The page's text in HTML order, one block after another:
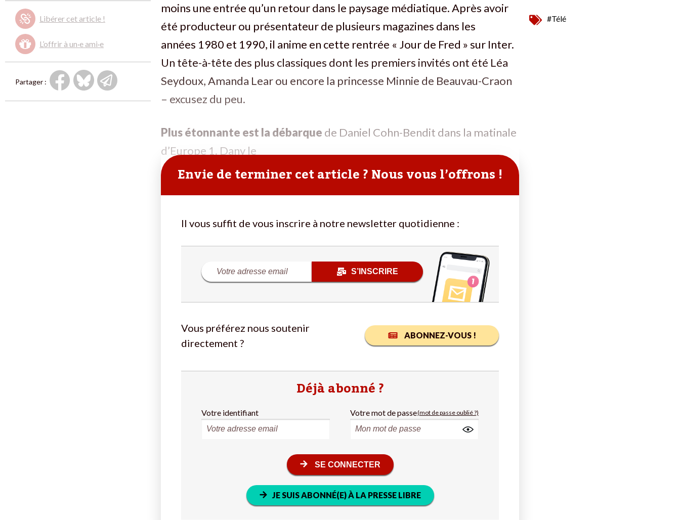
Libérer cet article !
L’offrir à un·e ami·e
Partager :
moins une entrée qu’un retour dans le paysage médiatique. Après avoir
été producteur ou présentateur de plusieurs magazines dans les
années 1980 et 1990, il anime en cette rentrée « Jour de Fred » sur Inter.
Un tête-à-tête des plus classiques dont les premiers invités ont été Léa
Seydoux, Amanda Lear ou encore la princesse Minnie de Beauvau-Craon
– excusez du peu.
Plus étonnante est la débarque de Daniel Cohn-Bendit dans la matinale
d’Europe 1. Dany le
Envie de terminer cet article ? Nous vous l’offrons !
Il vous suffit de vous inscrire à notre newsletter quotidienne :
S’INSCRIRE
Vous préférez nous soutenir
directement ?
ABONNEZ-VOUS !
Déjà abonné ?
Votre identifiant Votre mot de passe(mot de passe oublié ?)
SE CONNECTER
JE SUIS ABONNÉ(E) À LA PRESSE LIBRE
#Télé